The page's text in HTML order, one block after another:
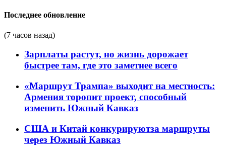
Последнее обновление
(7 часов назад)
Зарплаты растут, но жизнь дорожает
быстрее там, где это заметнее всего
«Маршрут Трампа» выходит на местность:
Армения торопит проект, способный
изменить Южный Кавказ
США и Китай конкурируютза маршруты
через Южный Кавказ